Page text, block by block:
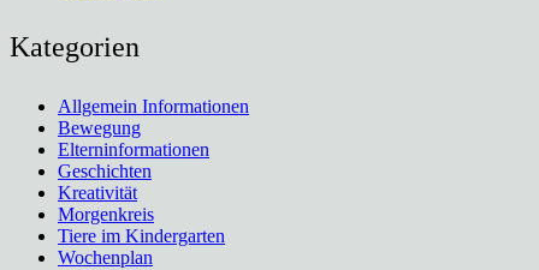
Kategorien
Allgemein Informationen
Bewegung
Elterninformationen
Geschichten
Kreativität
Morgenkreis
Tiere im Kindergarten
Wochenplan